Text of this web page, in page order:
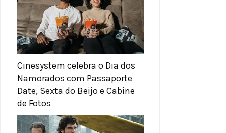
Cinesystem celebra o Dia dos
Namorados com Passaporte
Date, Sexta do Beijo e Cabine
de Fotos